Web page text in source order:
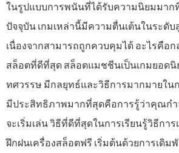
ในรูปแบบการพนันที่ได้รับความนิยมมาก
ปัจจุบัน เกมเหล่านี้มีความตื่นเต้นในระดับ
เนื่องจากสามารถถูกควบคุมได้ อะไรคือ
สล็อตที่ดีที่สุด สล็อตแมชชีนเป็นเกมยอด
ทศวรรษ มีกลยุทธ์และวิธีการมากมายใน
มีประสิทธิภาพมากที่สุดคือการรู้ว่าคุณกำ
จะเริ่มเล่น วิธีที่ดีที่สุดในการเรียนรู้วิธีกา
ฝึกฝนเครื่องสล็อตฟรี เริ่มต้นด้วยการเดิม